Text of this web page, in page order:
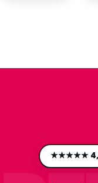
★★★★★